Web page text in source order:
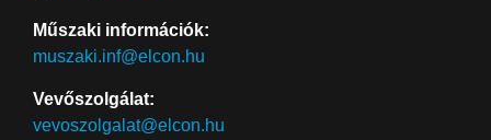
Műszaki információk:
muszaki.inf@elcon.hu
Vevőszolgálat:
vevoszolgalat@elcon.hu